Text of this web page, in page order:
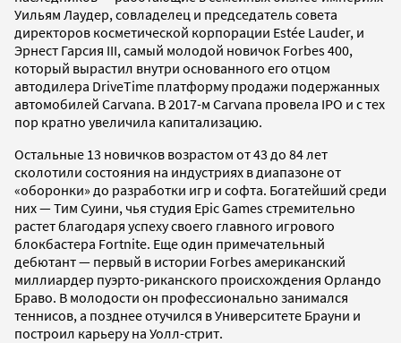
Уильям Лаудер, совладелец и председатель совета
директоров косметической корпорации Estée Lauder, и
Эрнест Гарсия III, самый молодой новичок Forbes 400,
который вырастил внутри основанного его отцом
автодилера DriveTime платформу продажи подержанных
автомобилей Carvana. В 2017-м Carvana провела IPO и с тех
пор кратно увеличила капитализацию.
Остальные 13 новичков возрастом от 43 до 84 лет
сколотили состояния на индустриях в диапазоне от
«оборонки» до разработки игр и софта. Богатейший среди
них — Тим Суини, чья студия Epic Games стремительно
растет благодаря успеху своего главного игрового
блокбастера Fortnite. Еще один примечательный
дебютант — первый в истории Forbes американский
миллиардер пуэрто-риканского происхождения Орландо
Браво. В молодости он профессионально занимался
теннисов, а позднее отучился в Университете Брауни и
построил карьеру на Уолл-стрит.